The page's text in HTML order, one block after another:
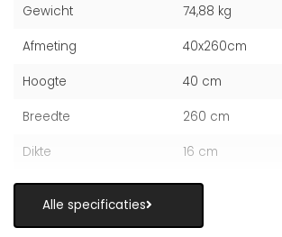
Gewicht 74,88 kg
Afmeting 40x260cm
Hoogte 40 cm
Breedte 260 cm
Dikte 16 cm
Alle specificaties